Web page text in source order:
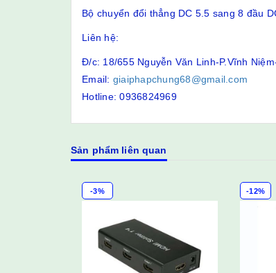
Bộ chuyển đổi thẳng DC 5.5 sang 8 đầu
Liên hệ:
Đ/c: 18/655 Nguyễn Văn Linh-P.Vĩnh
Email: giaiphapchung68@gmail.com
Hotline: 0936824969
Sản phẩm liên quan
-3% -12%